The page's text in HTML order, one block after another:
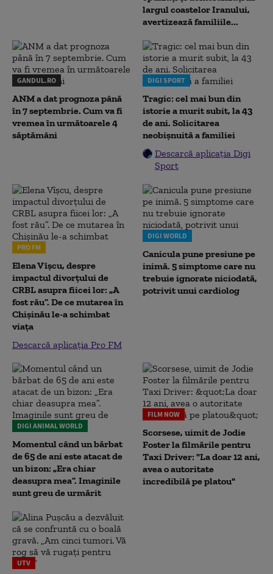
largul coastelor Iranului,
avertizează familiile...
GANDUL.RO
ANM a dat prognoza până
în 7 septembrie. Cum va fi
vremea în următoarele 4
săptămâni
DIGI SPORT
Tragic: cel mai bun din
istorie a murit subit, la 43
de ani. Solicitarea
neobișnuită a familiei
Descarcă aplicația Digi
Sport
PRO FM
Elena Vîșcu, despre
impactul divorțului de
CRBL asupra fiicei lor: „A
fost rău”. De ce mutarea în
Chișinău le-a schimbat
viața
Descarcă aplicația Pro FM
DIGI WORLD
Canicula pune presiune pe
inimă. 5 simptome care nu
trebuie ignorate niciodată,
potrivit unui cardiolog
DIGI ANIMAL WORLD
Momentul când un bărbat
de 65 de ani este atacat de
un bizon: „Era chiar
deasupra mea”. Imaginile
sunt greu de urmărit
FILM NOW
Scorsese, uimit de Jodie
Foster la filmările pentru
Taxi Driver: "La doar 12 ani,
avea o autoritate
incredibilă pe platou"
UTV